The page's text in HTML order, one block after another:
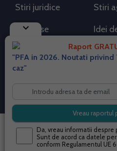
keyboard_arrow_down
Raport
"PFA in 2026. Noutati privind
caz"
Da, vreau informatii
Sunt de acord ca datele
conform Regulamentul UE
Stiri juridice Stiri
AdSense Idei
RSS Flux RSS 2.0
Despre cookies
Termeni si conditii
© 2026 portalpfa.ro. Toate